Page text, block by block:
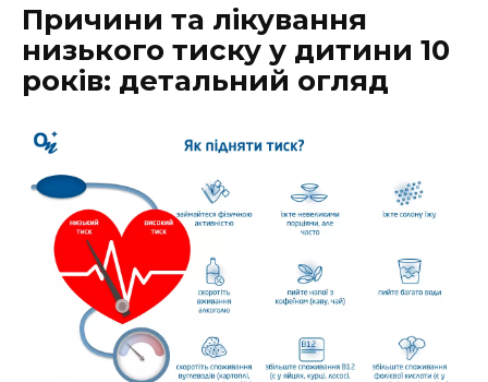
Причини та лікування
низького тиску у дитини 10
років: детальний огляд